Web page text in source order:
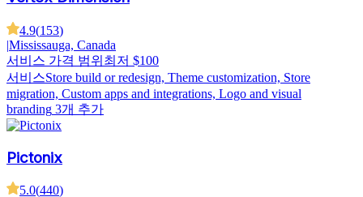
4.9(153)
|Mississauga, Canada
서비스 가격 범위 최저 $100
서비스Store build or redesign, Theme customization, Store
migration, Custom apps and integrations, Logo and visual
branding 3개 추가
Pictonix
5.0(440)